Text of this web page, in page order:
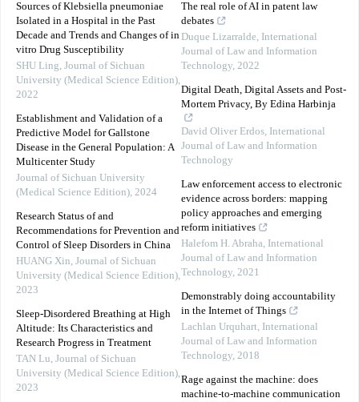
Sources of Klebsiella pneumoniae
Isolated in a Hospital in the Past
Decade and Trends and Changes of in
vitro Drug Susceptibility
SHU Ling, Journal of Sichuan
University (Medical Science Edition),
2022
Establishment and Validation of a
Predictive Model for Gallstone
Disease in the General Population: A
Multicenter Study
Journal of Sichuan University
(Medical Science Edition), 2024
Research Status of and
Recommendations for Prevention and
Control of Sleep Disorders in China
HUANG Xin, Journal of Sichuan
University (Medical Science Edition),
2023
Sleep-Disordered Breathing at High
Altitude: Its Characteristics and
Research Progress in Treatment
TAN Lu, Journal of Sichuan
University (Medical Science Edition),
2023
The real role of AI in patent law
debates
Duque Lizarralde, International
Journal of Law and Information
Technology, 2022
Digital Death, Digital Assets and Post-
Mortem Privacy, By Edina Harbinja
David Oliver Erdos, International
Journal of Law and Information
Technology
Law enforcement access to electronic
evidence across borders: mapping
policy approaches and emerging
reform initiatives
Halefom H. Abraha, International
Journal of Law and Information
Technology, 2021
Demonstrably doing accountability
in the Internet of Things
Lachlan Urquhart, International
Journal of Law and Information
Technology, 2018
Rage against the machine: does
machine-to-machine communication